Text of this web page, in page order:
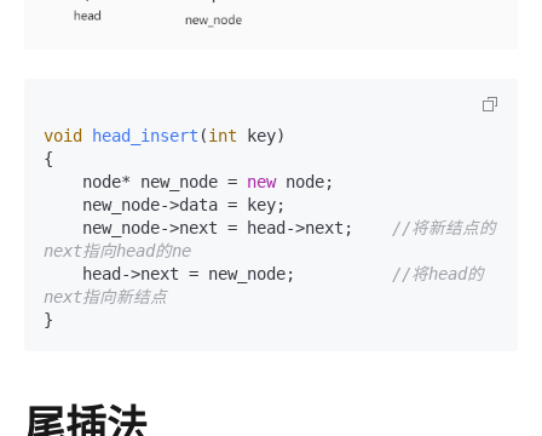
void head_insert (int key)
{
    node* new_node =
new node;
    new_node->next = head->next;
//将新结点的
next指向head的ne
    head->next = new_node;
//将head的
next指向新结点
}
尾插法